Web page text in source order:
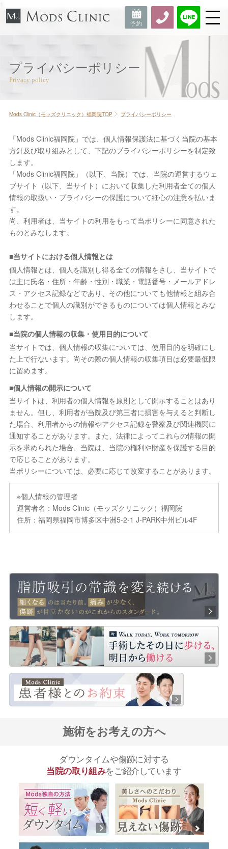
プライバシーポリシー
Mods Clinic（モッズクリニック）福岡院TOP プライバシーポリシー
「Mods Clinic福岡院」では、個人情報保護法に基づく当院の基本
方針及び取り組みとして、下記のプライバシーポリシーを制定致
します。
「Mods Clinic福岡院」（以下、当院）では、当院の運営するウェ
ブサイト（以下、当サイト）において収集した利用者全ての個人
情報の取扱い・プライバシーの保護について細心の注意を払いま
す。
尚、利用者は、当サイトの利用をもって当ポリシーに同意された
ものとみなします。
■当サイトにおける個人情報とは
個人情報とは、個人を識別し得る全ての情報をさし、当サイトで
は主に氏名・住所・年齢・性別・職業・電話番号・メールアドレ
ス・アクセス記録などであり、その他についても他情報と組み合
わせることで個人の識別ができるものについては個人情報とみな
します。
■当院の個人情報の収集・使用目的について
当サイトでは、個人情報の収集については、使用目的を明確にし
た上で行ないます。尚その際の個人情報の収集項目は必要最低限
に留めます。
■個人情報の開示について
当サイトは、利用者の個人情報を原則として開示することはあり
ません。但し、利用者が当院及び第三者に損害を与えると判断し
た場合、利用者からの情報やアクセス記録を警察及び関連機関に
通知することがあります。また、法律によってこれらの情報の開
示を求められた場合、当院は、当院の権利や財産を保護する目的
で応じることがあります。
当ポリシーについては、必要に応じて改変することがあります。
※個人情報の管理者
運営者名：Mods Clinic（モッズクリニック）福岡院
住所：福岡県福岡市博多区中洲5-2-1 J-PARK中州ビル4F
施術をお考えの方へ
ダウンタイムや傷跡に対する
当院の取り組みをご紹介しています